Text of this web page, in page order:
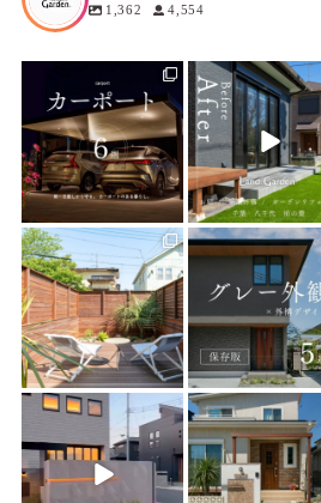
1,362 4,554
6 0
land_garden
10
land_garden
20 0
land_garden
23 0
land_garden
0
land_garden
25 0